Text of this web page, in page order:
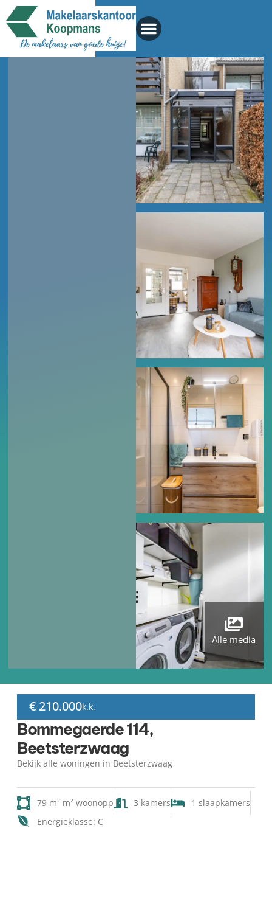
Alle media
€ 210.000k.k.
Bommegaerde 114,
Beetsterzwaag
Bekijk alle woningen in Beetsterzwaag
79 m² m² woonopp 3 kamers
1 slaapkamers
Energieklasse: C